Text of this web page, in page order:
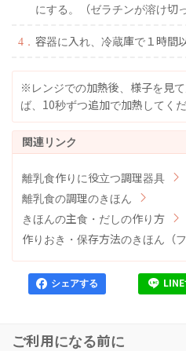
にする。（ゼラチンが溶け切
容器に入れ、冷蔵庫で１時間
※レンジでの加熱後、様子を見
ば、10秒ずつ追加で加熱してくだ
離乳食作りに役立つ調理器具
離乳食の調理のきほん
きほんの主食・だしの作り方
作りおき・保存方法のきほん（フ
シェアする
ご利用になる前に